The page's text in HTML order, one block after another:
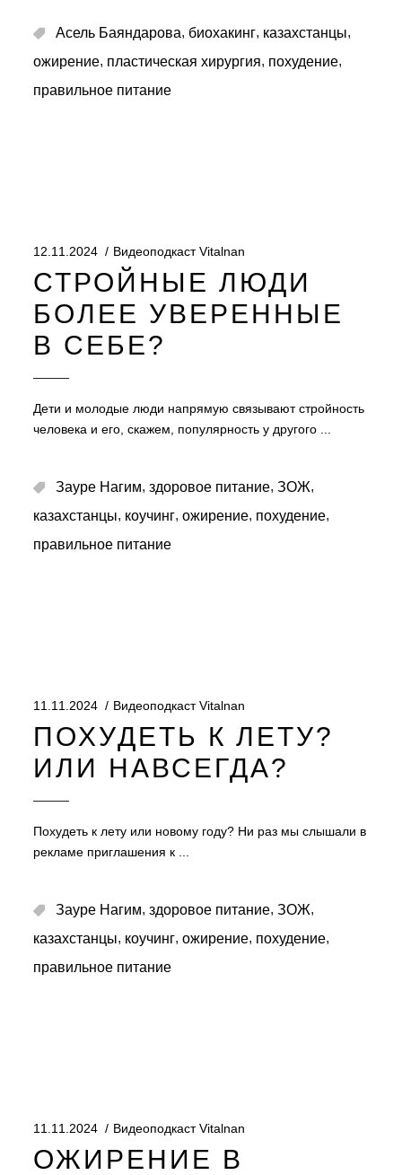
Асель Баяндарова, биохакинг, казахстанцы,
ожирение, пластическая хирургия, похудение,
правильное питание
12.11.2024 Видеоподкаст Vitalnan
СТРОЙНЫЕ ЛЮДИ
БОЛЕЕ УВЕРЕННЫЕ
В СЕБЕ?
Дети и молодые люди напрямую связывают стройность
человека и его, скажем, популярность у другого
Зауре Нагим, здоровое питание, ЗОЖ,
казахстанцы, коучинг, ожирение, похудение,
правильное питание
11.11.2024 Видеоподкаст Vitalnan
ПОХУДЕТЬ К ЛЕТУ?
ИЛИ НАВСЕГДА?
Похудеть к лету или новому году? Ни раз мы слышали в
рекламе приглашения к
Зауре Нагим, здоровое питание, ЗОЖ,
казахстанцы, коучинг, ожирение, похудение,
правильное питание
11.11.2024 Видеоподкаст Vitalnan
ОЖИРЕНИЕ В